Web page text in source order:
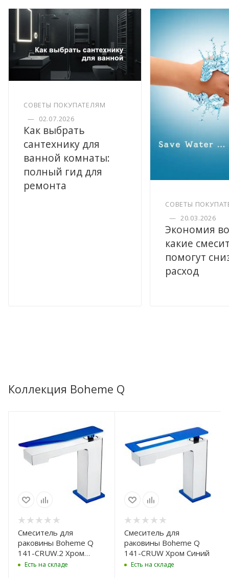
СОВЕТЫ ПОКУПАТЕЛЯМ
— 02.07.2026
Как выбрать
сантехнику для
ванной комнаты:
полный гид для
ремонта
СОВЕТЫ
— 20.03.2026
Экономия
какие
помогут
расход
Коллекция Boheme Q
Смеситель для
раковины Boheme Q
141-CRUW.2 Хром
Синий
Есть на складе
Смеситель для
раковины Boheme Q
141-CRUW Хром Синий
Есть на складе